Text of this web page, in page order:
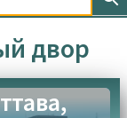
двор